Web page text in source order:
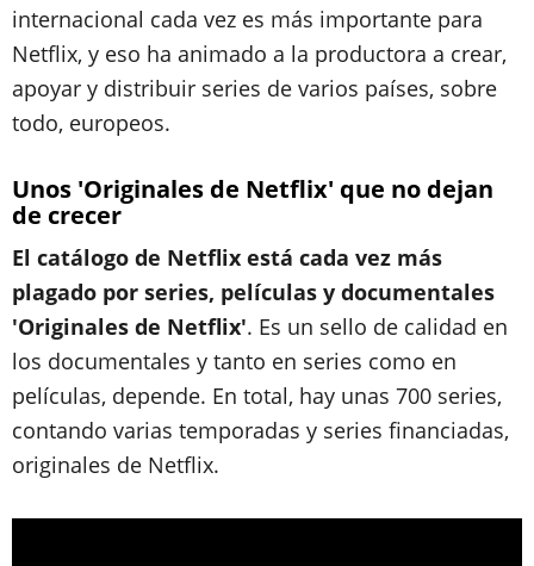
internacional cada vez es más importante para
Netflix, y eso ha animado a la productora a crear,
apoyar y distribuir series de varios países, sobre
todo, europeos.
Unos 'Originales de Netflix' que no dejan
de crecer
El catálogo de Netflix está cada vez más
plagado por series, películas y documentales
'Originales de Netflix'. Es un sello de calidad en
los documentales y tanto en series como en
películas, depende. En total, hay unas 700 series,
contando varias temporadas y series financiadas,
originales de Netflix.